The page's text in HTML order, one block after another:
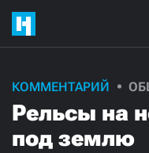
КОММЕНТАРИЙ
Рельсы на
под землю
Ежемесячно